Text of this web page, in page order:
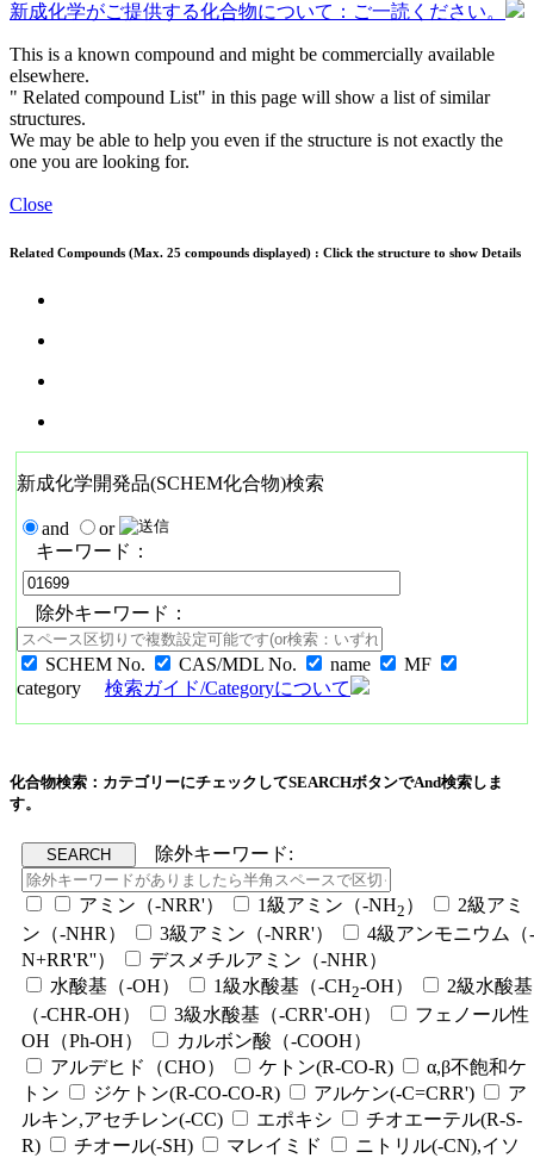
新成化学がご提供する化合物について：ご一読ください。
This is a known compound and might be commercially available
elsewhere.
" Related compound List" in this page will show a list of similar
structures.
We may be able to help you even if the structure is not exactly the
one you are looking for.
Close
Related Compounds (Max. 25 compounds displayed) : Click the structure to show Details
新成化学開発品(SCHEM化合物)検索
and
or
キーワード：
除外キーワード：
SCHEM No. CAS/MDL No. name
MF
category
検索ガイド/Categoryについて
化合物検索：カテゴリーにチェックしてSEARCHボタンでAnd検索しま
す。
除外キーワード:
アミン（-NRR'） 1級アミン（-NH2 ）
2級アミ
ン（-NHR）
3級アミン（-NRR'）
4級アンモニウム（-
N+RR'R''）
デスメチルアミン（-NHR）
水酸基（-OH）
1級水酸基（-CH2-OH）
2級水酸基
（-CHR-OH）
3級水酸基（-CRR'-OH）
フェノール性
OH（Ph-OH）
カルボン酸（-COOH）
アルデヒド（CHO）
ケトン(R-CO-R)
α,β不飽和ケ
トン
ジケトン(R-CO-CO-R) アルケン(-C=CRR')
ア
ルキン,アセチレン(-CC)
エポキシ
チオエーテル(R-S-
R)
チオール(-SH) マレイミド ニトリル(-CN),イソ